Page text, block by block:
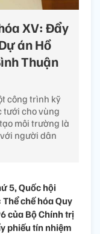
XV: Đẩy
án Hồ
Thuận
công trình kỹ
tưới cho vùng
môi trường là
người dân
5, Quốc hội
chế hóa Quy
của Bộ Chính trị
phiếu tín nhiệm